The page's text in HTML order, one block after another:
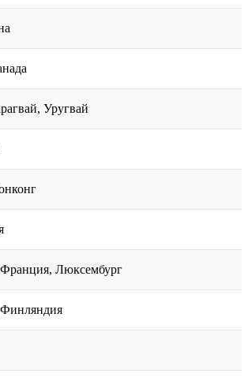
Уругвай
Франция, Люксембург